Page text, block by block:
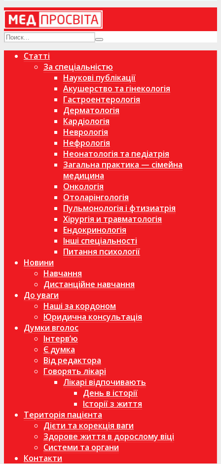
Статті
За спеціальністю
Наукові публікації
Акушерство та гінекологія
Гастроентерологія
Дерматологія
Кардіологія
Неврологія
Нефрологія
Неонатологія та педіатрія
Загальна практика — сімейна
медицина
Онкологія
Отоларінгологія
Пульмонологія і фтизиатрія
Хірургія и травматологія
Ендокринологія
Інші спеціальності
Питання психології
Новини
Навчання
Дистанційне навчання
До уваги
Наші за кордоном
Юридична консультація
Думки вголос
Інтерв’ю
Є думка
Від редактора
Говорять лікарі
Лікарі відпочивають
День в історії
Історії з життя
Територія пацієнта
Дієти та корекція ваги
Здорове життя в дорослому віці
Системи та органи
Контакти